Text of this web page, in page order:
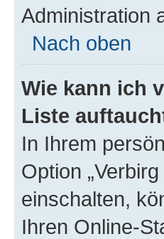
Administration
Nach oben
Wie kann ich
Liste
In Ihrem
Option
einschalten,
Ihren Online-